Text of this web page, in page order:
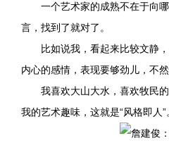
一个艺术家的成熟不在于向哪
言，找到了就对了。
比如说我，看起来比较文静，
内心的感情，表现要够劲儿，不然
我喜欢大山大水，喜欢牧民的
我的艺术趣味，这就是“风格即人”